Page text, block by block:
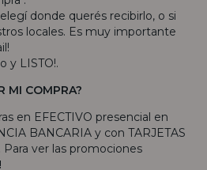
donde querés recibirlo, o si
locales. Es muy importante
y LISTO!.
MI COMPRA?
en EFECTIVO presencial en
BANCARIA y con TARJETAS
Para ver las promociones